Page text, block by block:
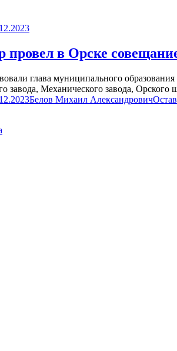
провел в Орске
глава муниципального
завода, Механического завода, Орского
Белов Михаил Александрович